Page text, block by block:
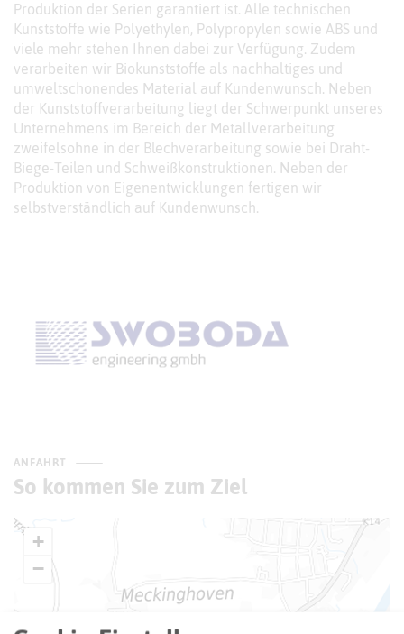
Produktion der Serien garantiert ist. Alle technischen
Kunststoffe wie Polyethylen, Polypropylen sowie ABS und
viele mehr stehen Ihnen dabei zur Verfügung. Zudem
verarbeiten wir Biokunststoffe als nachhaltiges und
umweltschonendes Material auf Kundenwunsch. Neben
der Kunststoffverarbeitung liegt der Schwerpunkt unseres
Unternehmens im Bereich der Metallverarbeitung
zweifelsohne in der Blechverarbeitung sowie bei Draht-
Biege-Teilen und Schweißkonstruktionen. Neben der
Produktion von Eigenentwicklungen fertigen wir
selbstverständlich auf Kundenwunsch.
ANFAHRT
So kommen Sie zum Ziel
+
−